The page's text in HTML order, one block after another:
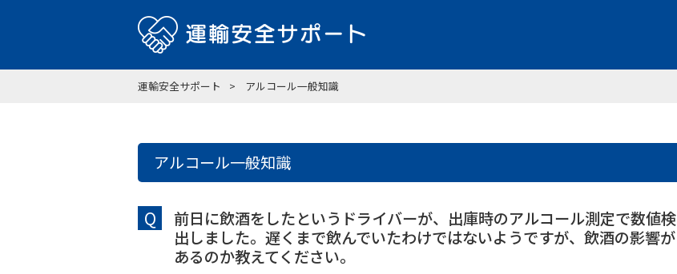
運輸安全サポート アルコール一般知識
アルコール一般知識
Q
前日に飲酒をしたというドライバーが、出庫時のアルコール測定で数値検
出しました。遅くまで飲んでいたわけではないようですが、飲酒の影響が
あるのか教えてください。